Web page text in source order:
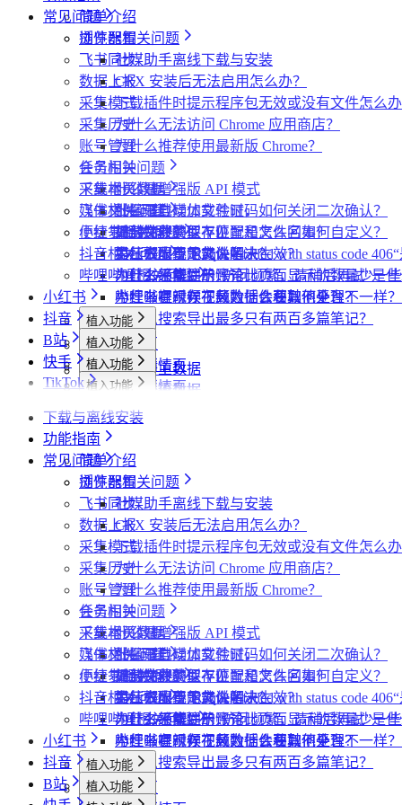
简单介绍
插件配置
飞书同步
数据上报
采集模式
采集历史
账号管理
任务闹钟
采集本页数据
媒体文件下载
便捷复制数据
常见问题
浏览器相关问题
社媒助手离线下载与安装
CRX 安装后无法启用怎么办？
下载插件时提示程序包无效或没有文件怎么办
为什么无法访问 Chrome 应用商店？
为什么推荐使用最新版 Chrome？
会员相关问题
什么是增强版 API 模式
什么是自动加载验证码
如何免费获取 VIP
第三方收费下载说明
为什么不能注册账号
下载相关问题
批量下载媒体文件时，如何关闭二次确认？
下载文件的保存位置和文件名如何自定义？
为什么配置的文件名未生效？
飞书相关问题
提示字段类型不匹配是怎么回事？
提示权限不足怎么解决？
小红书相关问题
小红书出现“Request failed with status code
小红书经常提示“访问频繁，请稍后再试”是什
小红书提示存在风险插件要如何处理？
为什么搜索导出最多只有两百多篇笔记？
抖音相关问题
为什么采集到的评论比页面显示的数量少一
为什么有时候视频数据会获取不全？
哔哩哔哩相关问题
哔哩哔哩视频下载为什么和其他平台不一样？
小红书
植入功能
专辑页
笔记详情页
搜索页
博主详情页
批量采集
采集博主数据
采集评论数据
采集笔记数据
其他功能
链接转换
抖音
植入功能
搜索页
达人详情页
视频详情页
批量采集
采集达人数据
采集视频数据
其他功能
链接转换
B站
植入功能
搜索页
UP主详情页
批量采集
采集评论数据
采集视频数据
其他功能
快手
植入功能
达人详情页
视频详情页
批量采集
采集评论数据
采集视频数据
其他功能
链接转换
TikTok
达人详情页
视频详情页
批量采集
采集达人数据
采集视频数据
采集评论数据
其他功能
短链解析
下载与离线安装
功能指南
简单介绍
插件配置
飞书同步
数据上报
采集模式
采集历史
账号管理
任务闹钟
采集本页数据
媒体文件下载
便捷复制数据
常见问题
浏览器相关问题
社媒助手离线下载与安装
CRX 安装后无法启用怎么办？
下载插件时提示程序包无效或没有文件怎么办
为什么无法访问 Chrome 应用商店？
为什么推荐使用最新版 Chrome？
会员相关问题
什么是增强版 API 模式
什么是自动加载验证码
如何免费获取 VIP
第三方收费下载说明
为什么不能注册账号
下载相关问题
批量下载媒体文件时，如何关闭二次确认？
下载文件的保存位置和文件名如何自定义？
为什么配置的文件名未生效？
飞书相关问题
提示字段类型不匹配是怎么回事？
提示权限不足怎么解决？
小红书相关问题
小红书出现“Request failed with status code
小红书经常提示“访问频繁，请稍后再试”是什
小红书提示存在风险插件要如何处理？
为什么搜索导出最多只有两百多篇笔记？
抖音相关问题
为什么采集到的评论比页面显示的数量少一
为什么有时候视频数据会获取不全？
哔哩哔哩相关问题
哔哩哔哩视频下载为什么和其他平台不一样？
小红书
植入功能
专辑页
批量采集
抖音
植入功能
B站